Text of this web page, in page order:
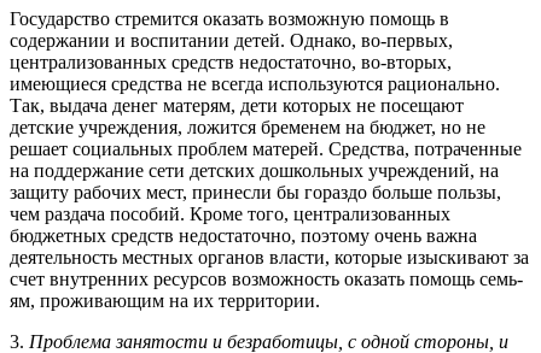
Государство стремится оказать возможную помощь в
содержании и воспитании детей. Однако, во-первых,
централизованных средств недостаточно, во-вторых,
имеющиеся средства не всегда используются рацио­нально.
Так, выдача денег матерям, дети которых не посещают
детские учреждения, ложится бременем на бюджет, но не
решает социальных проблем матерей. Средства, потраченные
на поддержание сети детских дошкольных учреждений, на
защиту рабочих мест, принесли бы гораздо больше пользы,
чем раздача посо­бий. Кроме того, централизованных
бюджетных средств недостаточно, поэтому очень важна
деятельность мест­ных органов власти, которые изыскивают за
счет внут­ренних ресурсов возможность оказать помощь семь­
ям, проживающим на их территории.
3. Проблема занятости и безработицы, с одной стороны, и